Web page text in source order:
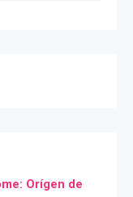
Orígen de